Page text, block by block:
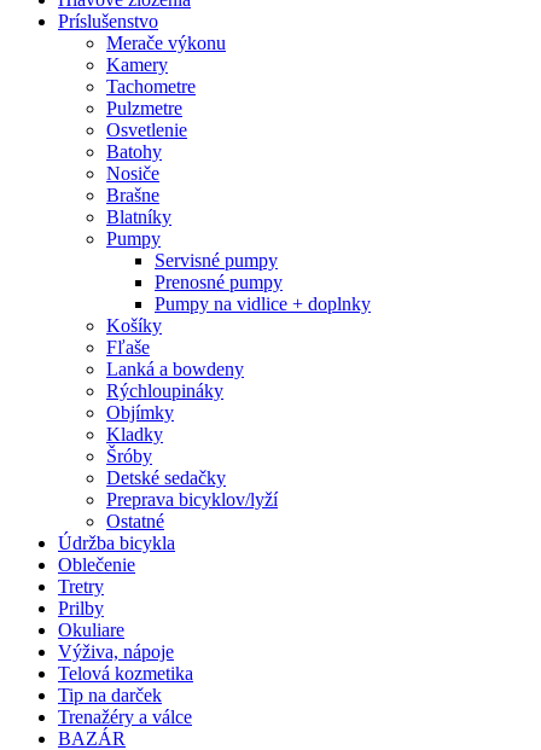
Príslušenstvo
Merače výkonu
Kamery
Tachometre
Pulzmetre
Osvetlenie
Batohy
Nosiče
Brašne
Blatníky
Pumpy
Servisné pumpy
Prenosné pumpy
Pumpy na vidlice + doplnky
Košíky
Fľaše
Lanká a bowdeny
Rýchloupináky
Objímky
Kladky
Šróby
Detské sedačky
Preprava bicyklov/lyží
Ostatné
Údržba bicykla
Oblečenie
Tretry
Prilby
Okuliare
Výživa, nápoje
Telová kozmetika
Tip na darček
Trenažéry a válce
BAZÁR